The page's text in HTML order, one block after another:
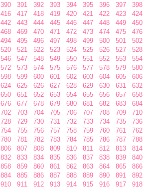
390 391 392 393 394 395 396 397 398
416 417 418 419 420 421 422 423 424
442 443 444 445 446 447 448 449 450
468 469 470 471 472 473 474 475 476
494 495 496 497 498 499 500 501 502
520 521 522 523 524 525 526 527 528
546 547 548 549 550 551 552 553 554
572 573 574 575 576 577 578 579 580
598 599 600 601 602 603 604 605 606
624 625 626 627 628 629 630 631 632
650 651 652 653 654 655 656 657 658
676 677 678 679 680 681 682 683 684
702 703 704 705 706 707 708 709 710
728 729 730 731 732 733 734 735 736
754 755 756 757 758 759 760 761 762
780 781 782 783 784 785 786 787 788
806 807 808 809 810 811 812 813 814
832 833 834 835 836 837 838 839 840
858 859 860 861 862 863 864 865 866
884 885 886 887 888 889 890 891 892
910 911 912 913 914 915 916 917 918